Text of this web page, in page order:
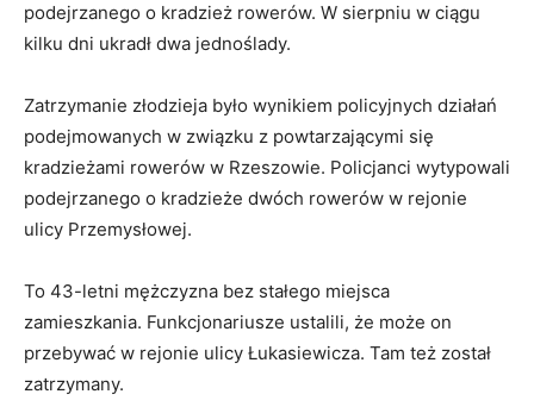
podejrzanego o kradzież rowerów. W sierpniu w ciągu
kilku dni ukradł dwa jednoślady.
Zatrzymanie złodzieja było wynikiem policyjnych działań
podejmowanych w związku z powtarzającymi się
kradzieżami rowerów w Rzeszowie. Policjanci wytypowali
podejrzanego o kradzieże dwóch rowerów w rejonie
ulicy Przemysłowej.
To 43-letni mężczyzna bez stałego miejsca
zamieszkania. Funkcjonariusze ustalili, że może on
przebywać w rejonie ulicy Łukasiewicza. Tam też został
zatrzymany.